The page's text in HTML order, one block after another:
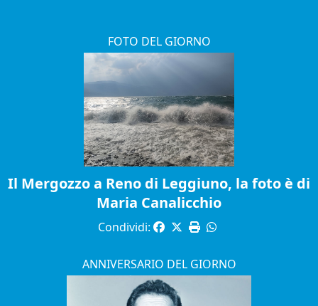
FOTO DEL GIORNO
Il Mergozzo a Reno di Leggiuno, la foto è di
Maria Canalicchio
Condividi:
ANNIVERSARIO DEL GIORNO